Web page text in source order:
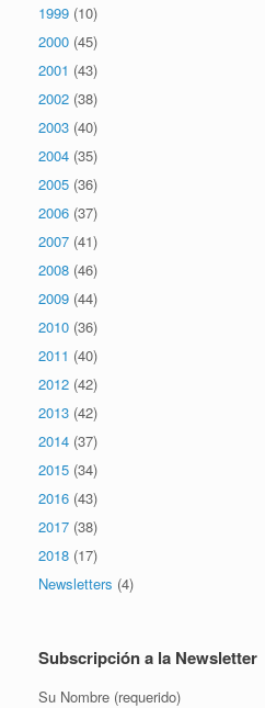
1999 (10)
2000 (45)
2001 (43)
2002 (38)
2003 (40)
2004 (35)
2005 (36)
2006 (37)
2007 (41)
2008 (46)
2009 (44)
2010 (36)
2011 (40)
2012 (42)
2013 (42)
2014 (37)
2015 (34)
2016 (43)
2017 (38)
2018 (17)
Newsletters (4)
Subscripción a la Newsletter
Su Nombre (requerido)